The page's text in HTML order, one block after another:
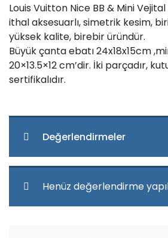
Louis Vuitton Nice BB & Mini
ithal aksesuarlı, simetrik kesim,
yüksek kalite, birebir üründür.
Büyük çanta ebatı 24x18x15cm
20×13.5×12 cm’dir. İki parçadır,
sertifikalıdır.
Değerlendirmeler
Henüz değerlendirme